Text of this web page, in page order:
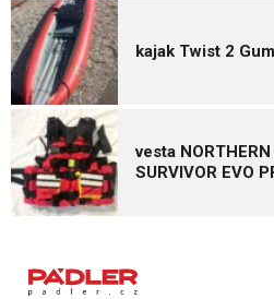
kajak Twist 2
vesta
SURVIVOR EVO